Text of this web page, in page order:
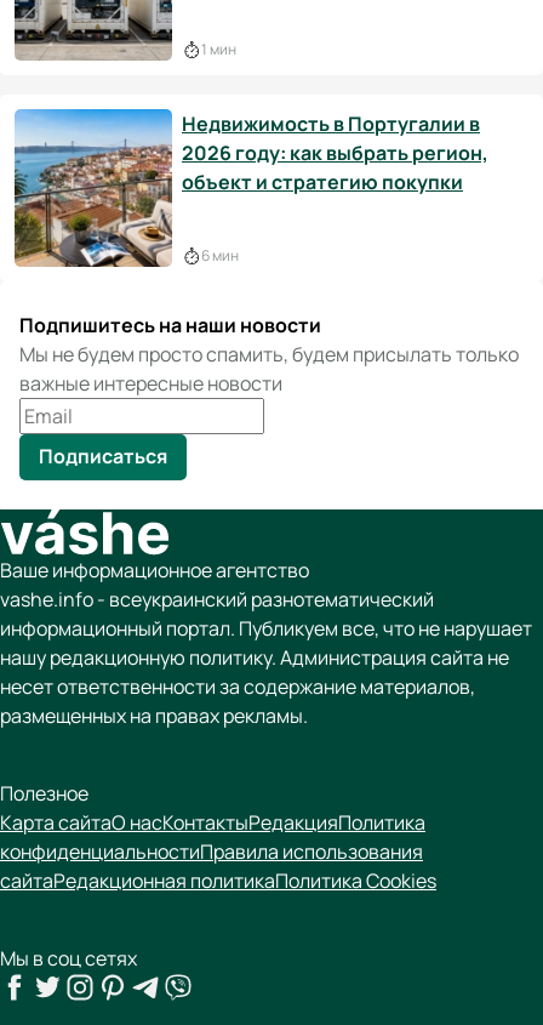
1 мин
Недвижимость в Португалии в
2026 году: как выбрать регион,
объект и стратегию покупки
6 мин
Подпишитесь на наши новости
Мы не будем просто спамить, будем присылать только
важные интересные новости
Подписаться
Ваше информационное агентство
vashe.info - всеукраинский разнотематический
информационный портал. Публикуем все, что не нарушает
нашу редакционную политику. Администрация сайта не
несет ответственности за содержание материалов,
размещенных на правах рекламы.
Полезное
Карта сайтаО насКонтактыРедакцияПолитика
конфиденциальностиПравила использования
сайтаРедакционная политикаПолитика Cookies
Мы в соц сетях